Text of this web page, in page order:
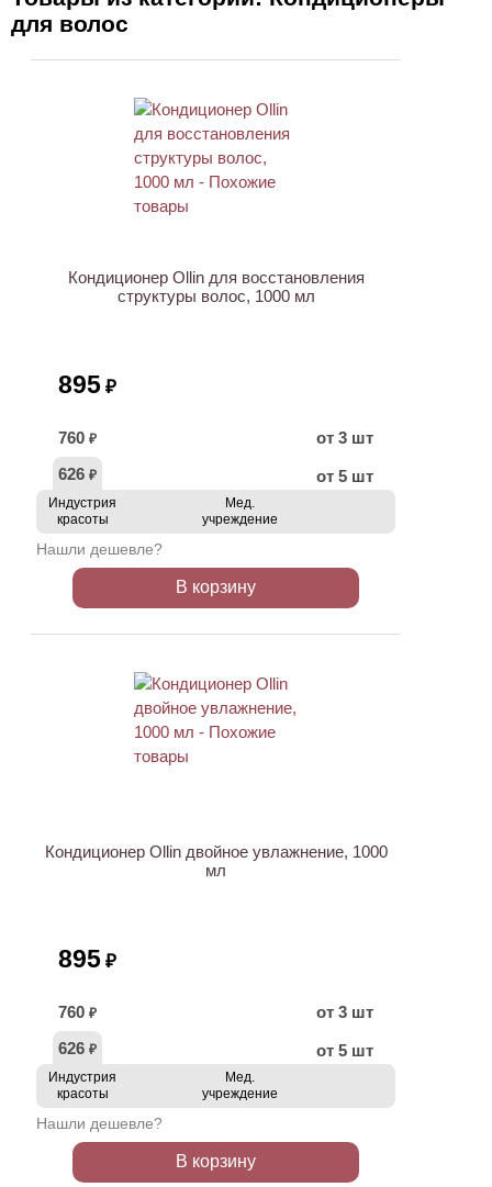
для волос
Кондиционер Ollin для восстановления
структуры волос, 1000 мл
895 ₽
760 ₽
от 3 шт
626 ₽ от 5 шт
Индустрия
красоты
Мед.
учреждение
Нашли дешевле?
В корзину
Кондиционер Ollin двойное увлажнение, 1000
мл
895 ₽
760 ₽
от 3 шт
626 ₽ от 5 шт
Индустрия
красоты
Мед.
учреждение
Нашли дешевле?
В корзину